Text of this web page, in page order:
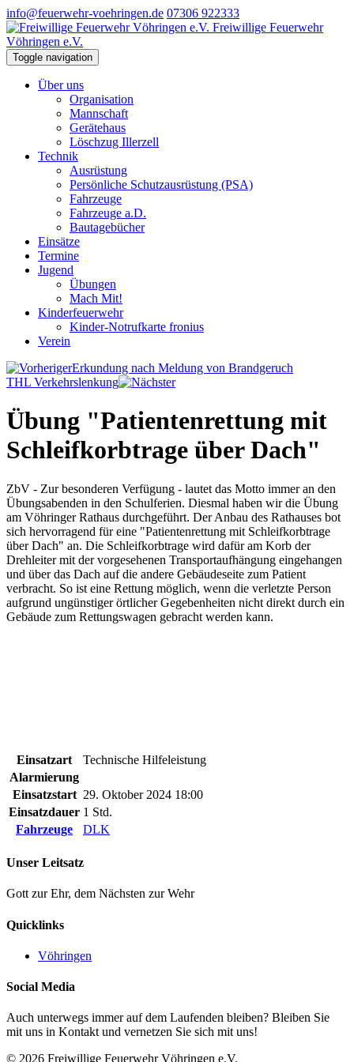
info@feuerwehr-voehringen.de 07306 922333
Freiwillige Feuerwehr
Vöhringen e.V.
Toggle navigation
Über uns
Organisation
Mannschaft
Gerätehaus
Löschzug Illerzell
Technik
Ausrüstung
Persönliche Schutzausrüstung (PSA)
Fahrzeuge
Fahrzeuge a.D.
Bautagebücher
Einsätze
Termine
Jugend
Übungen
Mach Mit!
Kinderfeuerwehr
Kinder-Notrufkarte fronius
Verein
Erkundung nach Meldung von Brandgeruch
THL Verkehrslenkung
Übung "Patientenrettung mit
Schleifkorbtrage über Dach"
ZbV - Zur besonderen Verfügung - lautet das Motto immer an den
Übungsabenden in den Schulferien. Diesmal haben wir die Übung
am Vöhringer Rathaus durchgeführt. Der Anbau des Rathauses bot
sich hervorragend für eine "Patientenrettung mit Schleifkorbtrage
über Dach" an. Die Schleifkorbtrage wird dafür am Korb der
Drehleiter mit der vorgesehenen Transportaufhängung eingehangen
und über das Dach auf die andere Gebäudeseite zum Patient
verbracht. So ist eine Rettung möglich, wenn die verletzte Person
aufgrund ungünstiger örtlicher Gegebenheiten nicht direkt durch ein
Gebäude zum Rettungswagen gebracht werden kann.
Einsatzart
Technische Hilfeleistung
Alarmierung
Einsatzstart 29. Oktober 2024 18:00
Einsatzdauer 1 Std.
Fahrzeuge
DLK
Unser Leitsatz
Gott zur Ehr, dem Nächsten zur Wehr
Quicklinks
Vöhringen
Social Media
Auch unterwegs immer auf dem Laufenden bleiben? Bleiben Sie
mit uns in Kontakt und vernetzen Sie sich mit uns!
© 2026 Freiwillige Feuerwehr Vöhringen e.V.